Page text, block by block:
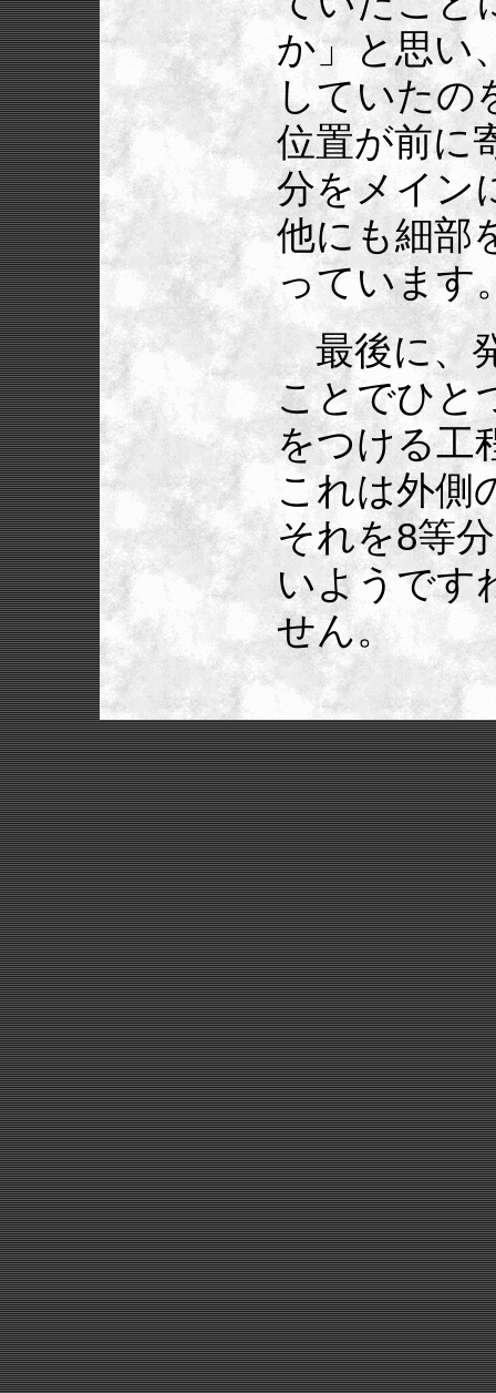
か」と思い
していたの
位置が前に
分をメイン
他にも細部
っています
最後に、
ことでひと
をつける工
これは外側
それを8等
いようです
せん。